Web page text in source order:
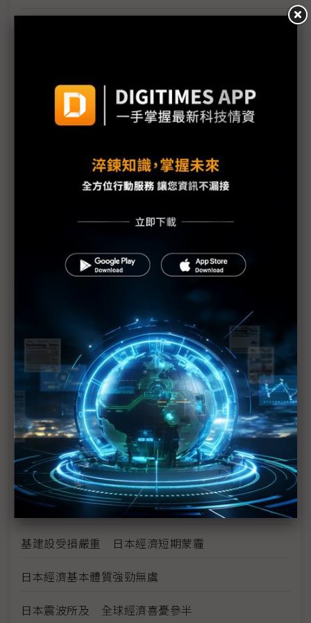
日本大地震所造成的損失可能高達3,000億美元
東京電力分區計畫停電恐延長至2011年底
日本首都圈煉油廠陸續復工 汽油缺貨狀態可望逐漸
日車商向汽油短缺的災區無償出借電動車
G7同意聯手干預 日圓兌美元應聲急貶至81日圓
日圓兌美元再次創戰後新紀錄 最強價位逼近76日圓
G7經濟首長將討論對日援助方案
日本東北重建計畫 將刺激當地經濟發展
日本危機最糟情況為何？
311是史上損失最慘重的地震？
基建設受損嚴重 日本經濟短期蒙霾
日本經濟基本體質強勁無虞
日本震波所及 全球經濟喜憂參半